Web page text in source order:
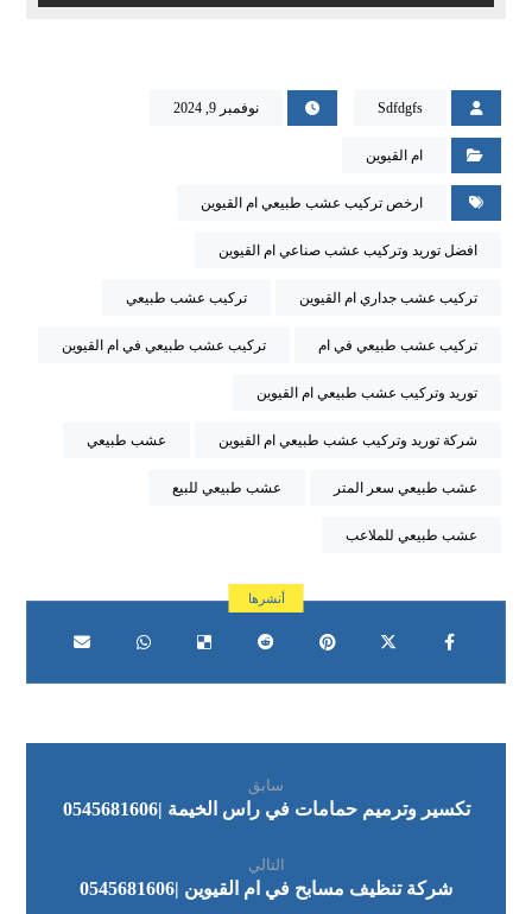
Sdfdgfs نوفمبر 9, 2024
ام القيوين
ارخص تركيب عشب طبيعي ام القيوين
افضل توريد وتركيب عشب صناعي ام القيوين
تركيب عشب جداري ام القيوين تركيب عشب طبيعي
تركيب عشب طبيعي في ام تركيب عشب طبيعي في ام القيوين
توريد وتركيب عشب طبيعي ام القيوين
شركة توريد وتركيب عشب طبيعي ام القيوين عشب طبيعي
عشب طبيعي سعر المتر عشب طبيعي للبيع
عشب طبيعي للملاعب
سابق
تكسير وترميم حمامات في راس الخيمة |0545681606
التالي
شركة تنظيف مسابح في ام القيوين |0545681606